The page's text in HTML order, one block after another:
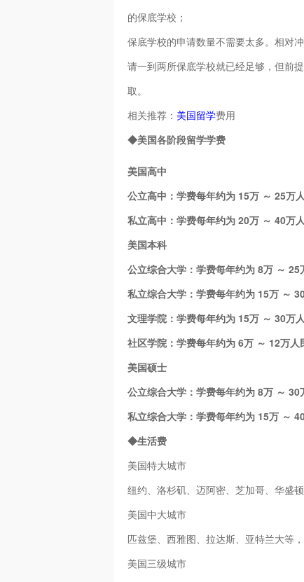
的保底学校；
保底学校的申请数量不需要太多。相对
请一到两所保底学校就已经足够，但前
取。
相关推荐： 美国留学费用
◆美国各阶段留学学费
美国高中
公立高中：学费每年约为 15万 ～ 25万人
私立高中：学费每年约为 20万 ～ 40万人
美国本科
公立综合大学：学费每年约为 8万 ～ 25
私立综合大学：学费每年约为 15万 ～ 30
文理学院：学费每年约为 15万 ～ 30万人
社区学院：学费每年约为 6万 ～ 12万人
美国硕士
公立综合大学：学费每年约为 8万 ～ 30
私立综合大学：学费每年约为 15万 ～
◆生活费
美国特大城市
纽约、洛杉矶、迈阿密、芝加哥、华盛
美国中大城市
匹兹堡、西雅图、拉达斯、亚特兰大等
美国三级城市